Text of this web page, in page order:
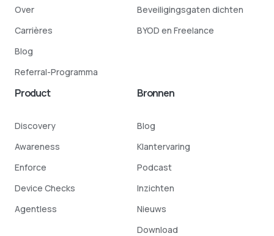
Over
Carrières
Blog
Referral-Programma
Beveiligingsgaten dichten
BYOD en Freelance
Product
Discovery
Awareness
Enforce
Device Checks
Agentless
Bronnen
Blog
Klantervaring
Podcast
Inzichten
Nieuws
Download